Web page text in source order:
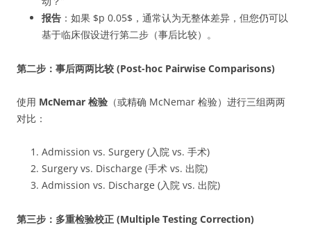
报告 ：如果 $p 0.05$，通常认为无整体差异，但您仍可以
基于临床假设进行第二步（事后比较）。
第二步：事后两两比较 (Post-hoc Pairwise Comparisons)
使用 McNemar 检验 （或精确 McNemar 检验）进行三组两两
对比：
Admission vs. Surgery (入院 vs. 手术)
Surgery vs. Discharge (手术 vs. 出院)
Admission vs. Discharge (入院 vs. 出院)
第三步：多重检验校正 (Multiple Testing Correction)